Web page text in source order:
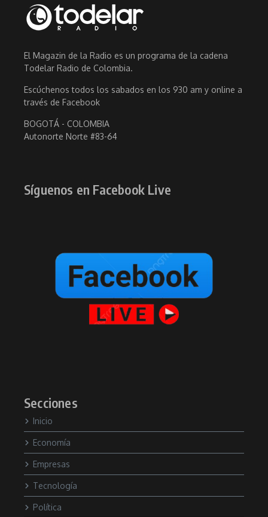
El Magazin de la Radio es un programa de la cadena
Todelar Radio de Colombia.
Escúchenos todos los sabados en los 930 am y online a
través de Facebook
BOGOTÁ - COLOMBIA
Autonorte Norte #83-64
Síguenos en Facebook Live
Secciones
Inicio
Economía
Empresas
Tecnología
Política